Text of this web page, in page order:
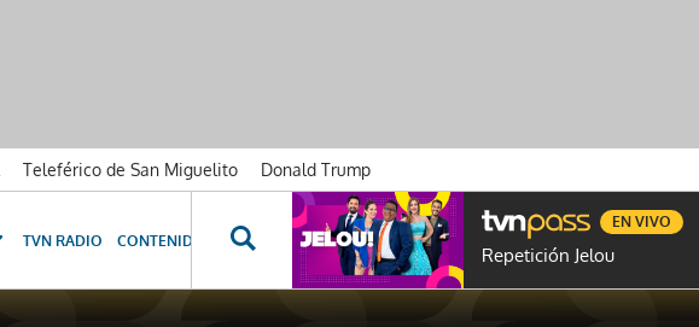
Teleférico de San Miguelito
Donald Trump
TVN RADIO CONTENIDOS ESPECIALES NOVELAS PROGRAMAS GENTE TVN
Repetición Jelou
EN VIVO